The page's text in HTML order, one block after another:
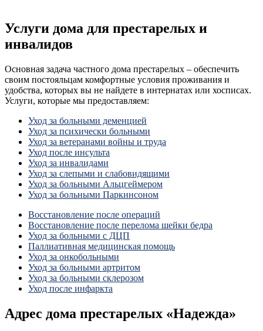
Услуги дома для престарелых и
инвалидов
Основная задача частного дома престарелых – обеспечить
своим постояльцам комфортные условия проживания и
удобства, которых вы не найдете в интернатах или хосписах.
Услуги, которые мы предоставляем:
Уход за больными деменцией
Уход за психически больными
Уход за ветеранами войны и труда
Уход после инсульта
Уход за инвалидами
Уход за слепыми и слабовидящими
Уход за больными Альцгеймером
Уход за больными Паркинсоном
Восстановление после операций
Восстановление после перелома шейки бедра
Уход за больными с ДЦП
Паллиативная медицинская помощь
Уход за онкобольными
Уход за больными артритом
Уход за больными склерозом
Уход после инфаркта
Адрес дома престарелых «Надежда»